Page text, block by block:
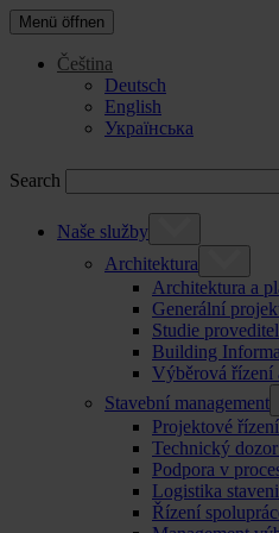
Menü öffnen
Čeština
Deutsch
English
Українська
Search
Naše služby
Architektura
Architektura a
Generální
Studie
Building
Výběrová řízení
Stavební management
Projektové
Technický
Podpora v
Logistika
Řízení